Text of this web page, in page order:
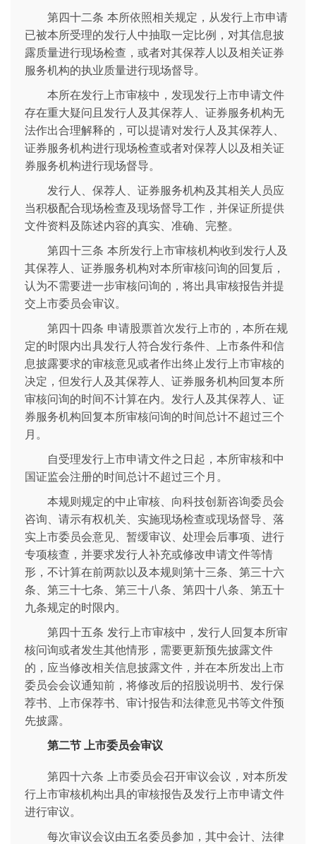
第四十二条 本所依照相关规定，从发行上市申请
已被本所受理的发行人中抽取一定比例，对其信息披
露质量进行现场检查，或者对其保荐人以及相关证券
服务机构的执业质量进行现场督导。
本所在发行上市审核中，发现发行上市申请文件
存在重大疑问且发行人及其保荐人、证券服务机构无
法作出合理解释的，可以提请对发行人及其保荐人、
证券服务机构进行现场检查或者对保荐人以及相关证
券服务机构进行现场督导。
发行人、保荐人、证券服务机构及其相关人员应
当积极配合现场检查及现场督导工作，并保证所提供
文件资料及陈述内容的真实、准确、完整。
第四十三条 本所发行上市审核机构收到发行人及
其保荐人、证券服务机构对本所审核问询的回复后，
认为不需要进一步审核问询的，将出具审核报告并提
交上市委员会审议。
第四十四条 申请股票首次发行上市的，本所在规
定的时限内出具发行人符合发行条件、上市条件和信
息披露要求的审核意见或者作出终止发行上市审核的
决定，但发行人及其保荐人、证券服务机构回复本所
审核问询的时间不计算在内。发行人及其保荐人、证
券服务机构回复本所审核问询的时间总计不超过三个
月。
自受理发行上市申请文件之日起，本所审核和中
国证监会注册的时间总计不超过三个月。
本规则规定的中止审核、向科技创新咨询委员会
咨询、请示有权机关、实施现场检查或现场督导、落
实上市委员会意见、暂缓审议、处理会后事项、进行
专项核查，并要求发行人补充或修改申请文件等情
形，不计算在前两款以及本规则第十三条、第三十六
条、第三十七条、第三十八条、第四十八条、第五十
九条规定的时限内。
第四十五条 发行上市审核中，发行人回复本所审
核问询或者发生其他情形，需要更新预先披露文件
的，应当修改相关信息披露文件，并在本所发出上市
委员会会议通知前，将修改后的招股说明书、发行保
荐书、上市保荐书、审计报告和法律意见书等文件预
先披露。
第二节 上市委员会审议
第四十六条 上市委员会召开审议会议，对本所发
行上市审核机构出具的审核报告及发行上市申请文件
进行审议。
每次审议会议由五名委员参加，其中会计、法律